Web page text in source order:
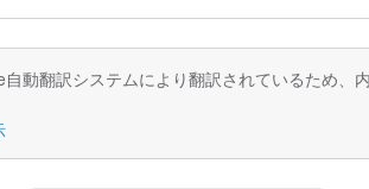
動翻訳システムにより翻訳されているため、